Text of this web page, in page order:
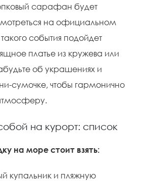
сарафан будет
на официальном
события подойдет
платье из кружева или
об украшениях и
сумочке, чтобы гармонично
собой на курорт: список
на море стоит взять:
купальник и пляжную